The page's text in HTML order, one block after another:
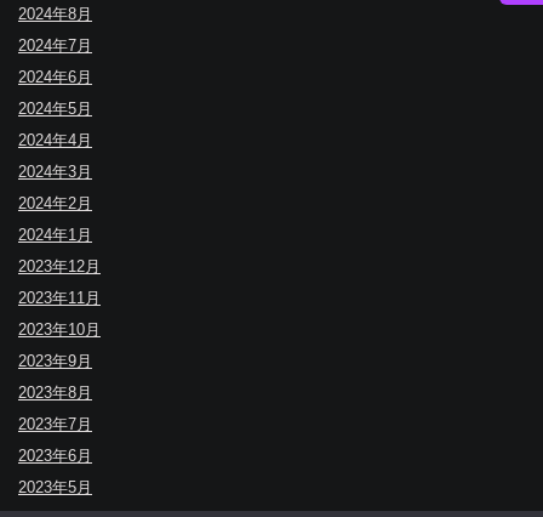
2024年8月
2024年7月
2024年6月
2024年5月
2024年4月
2024年3月
2024年2月
2024年1月
2023年12月
2023年11月
2023年10月
2023年9月
2023年8月
2023年7月
2023年6月
2023年5月